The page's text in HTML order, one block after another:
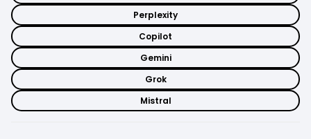
Perplexity
Copilot
Gemini
Grok
Mistral